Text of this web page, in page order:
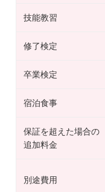
技能教習
修了検定
卒業検定
宿泊食事
保証を超えた場合の
追加料金
別途費用